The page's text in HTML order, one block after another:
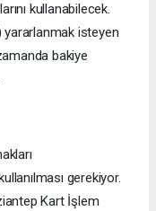
kullanabilecek.
yararlanmak isteyen
bakiye
gerekiyor.
Kart İşlem